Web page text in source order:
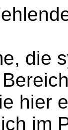
die
hier
im